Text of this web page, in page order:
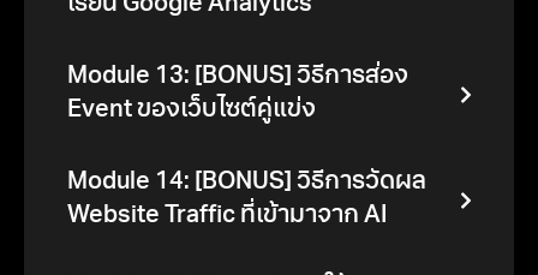
เรียน Google Analytics
Module 13: [BONUS] วิธีการส่อง
Event ของเว็บไซต์คู่แข่ง
Module 14: [BONUS] วิธีการวัดผล
Website Traffic ที่เข้ามาจาก AI